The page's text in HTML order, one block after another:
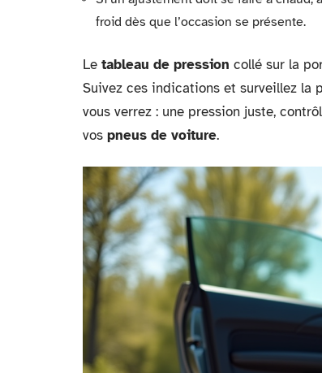
froid dès que l’occasion se présente.
Le tableau de pression collé sur la
Suivez ces indications et surveillez la
vous verrez : une pression juste,
vos pneus de voiture.